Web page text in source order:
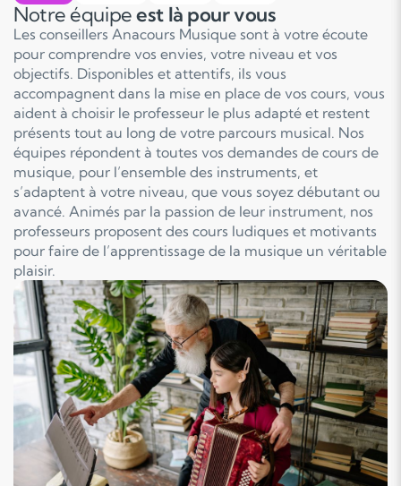
Notre équipeest là pour vous
Les conseillers Anacours Musique sont à votre écoute
pour comprendre vos envies, votre niveau et vos
objectifs. Disponibles et attentifs, ils vous
accompagnent dans la mise en place de vos cours, vous
aident à choisir le professeur le plus adapté et restent
présents tout au long de votre parcours musical. Nos
équipes répondent à toutes vos demandes de cours de
musique, pour l’ensemble des instruments, et
s’adaptent à votre niveau, que vous soyez débutant ou
avancé. Animés par la passion de leur instrument, nos
professeurs proposent des cours ludiques et motivants
pour faire de l’apprentissage de la musique un véritable
plaisir.